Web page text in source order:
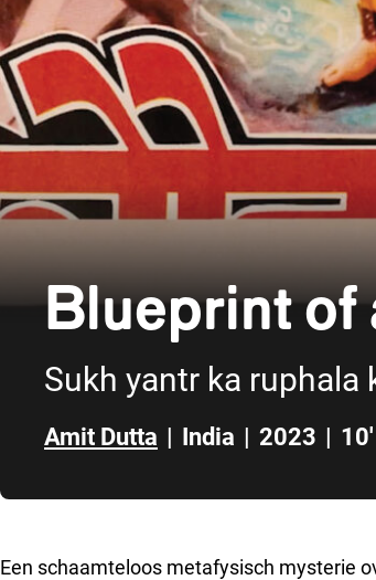
Blueprint of
Sukh yantr ka ruphala
Amit Dutta | India | 2023 | 10'
Een schaamteloos metafysisch mysterie